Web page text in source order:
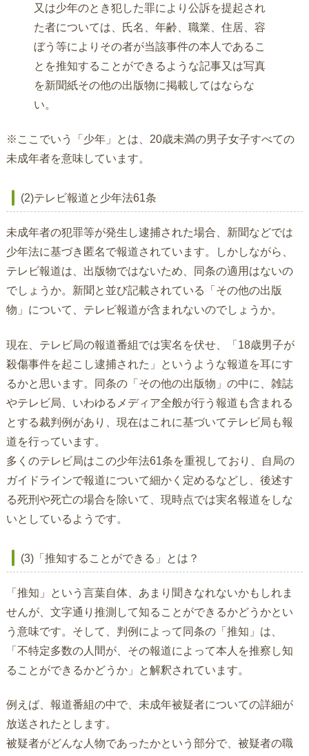
又は少年のとき犯した罪により公訴を提起され
た者については、氏名、年齢、職業、住居、容
ぼう等によりその者が当該事件の本人であるこ
とを推知することができるような記事又は写真
を新聞紙その他の出版物に掲載してはならな
い。
※ここでいう「少年」とは、20歳未満の男子女子すべての
未成年者を意味しています。
(2)テレビ報道と少年法61条
未成年者の犯罪等が発生し逮捕された場合、新聞などでは
少年法に基づき匿名で報道されています。しかしながら、
テレビ報道は、出版物ではないため、同条の適用はないの
でしょうか。新聞と並び記載されている「その他の出版
物」について、テレビ報道が含まれないのでしょうか。
現在、テレビ局の報道番組では実名を伏せ、「18歳男子が
殺傷事件を起こし逮捕された」というような報道を耳にす
るかと思います。同条の「その他の出版物」の中に、雑誌
やテレビ局、いわゆるメディア全般が行う報道も含まれる
とする裁判例があり、現在はこれに基づいてテレビ局も報
道を行っています。
多くのテレビ局はこの少年法61条を重視しており、自局の
ガイドラインで報道について細かく定めるなどし、後述す
る死刑や死亡の場合を除いて、現時点では実名報道をしな
いとしているようです。
(3)「推知することができる」とは？
「推知」という言葉自体、あまり聞きなれないかもしれま
せんが、文字通り推測して知ることができるかどうかとい
う意味です。そして、判例によって同条の「推知」は、
「不特定多数の人間が、その報道によって本人を推察し知
ることができるかどうか」と解釈されています。
例えば、報道番組の中で、未成年被疑者についての詳細が
放送されたとします。
被疑者がどんな人物であったかという部分で、被疑者の職